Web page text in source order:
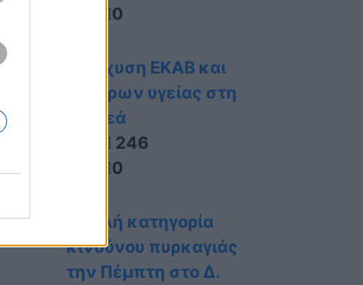
0
Ενίσχυση ΕΚΑΒ και
κέντρων υγείας στη
Στερεά
246
0
Υψηλή κατηγορία
κινδύνου πυρκαγιάς
την Πέμπτη στο Δ.